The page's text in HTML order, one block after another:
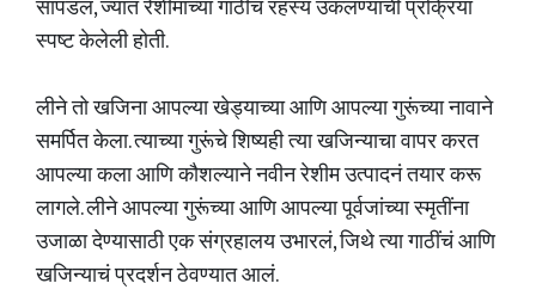
सापडलं, ज्यात रेशीमाच्या गाठींचं रहस्य उकलण्याची प्रक्रिया
स्पष्ट केलेली होती.
लीने तो खजिना आपल्या खेड्याच्या आणि आपल्या गुरूंच्या नावाने
समर्पित केला. त्याच्या गुरूंचे शिष्यही त्या खजिन्याचा वापर करत
आपल्या कला आणि कौशल्याने नवीन रेशीम उत्पादनं तयार करू
लागले. लीने आपल्या गुरूंच्या आणि आपल्या पूर्वजांच्या स्मृतींना
उजाळा देण्यासाठी एक संग्रहालय उभारलं, जिथे त्या गाठींचं आणि
खजिन्याचं प्रदर्शन ठेवण्यात आलं.